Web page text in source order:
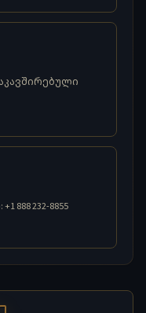
888 232-8855